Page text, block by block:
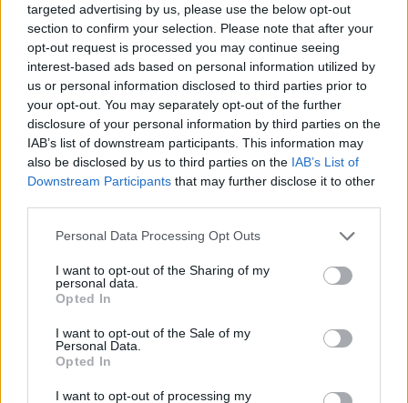
targeted advertising by us, please use the below opt-out
section to confirm your selection. Please note that after your
opt-out request is processed you may continue seeing
interest-based ads based on personal information utilized by
us or personal information disclosed to third parties prior to
your opt-out. You may separately opt-out of the further
disclosure of your personal information by third parties on the
IAB’s list of downstream participants. This information may
also be disclosed by us to third parties on the IAB’s List of
Downstream Participants that may further disclose it to other
Personal Data Processing Opt Outs
I want to opt-out of the Sharing of my
personal data.
Opted In
I want to opt-out of the Sale of my
Personal Data.
Opted In
I want to opt-out of processing my